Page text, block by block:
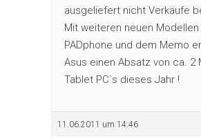
ausgeliefert nicht Verkäufe
Mit weiteren neuen
PADphone und dem Memo
Asus einen Absatz von ca. 2
Tablet PC`s dieses Jahr !
11.06.2011 um 14:46